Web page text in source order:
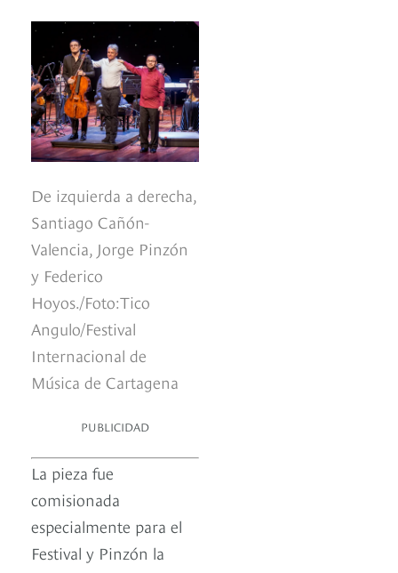
De izquierda a derecha,
Santiago Cañón-
Valencia, Jorge Pinzón
y Federico
Hoyos./Foto:Tico
Angulo/Festival
Internacional de
Música de Cartagena
PUBLICIDAD
La pieza fue
comisionada
especialmente para el
Festival y Pinzón la